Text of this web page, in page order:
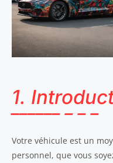
1.
Votre véhicule est un
personnel, que vous